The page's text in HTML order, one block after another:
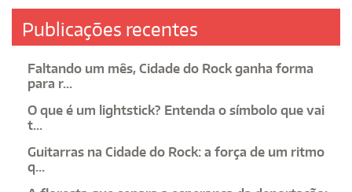
Publicações recentes
Faltando um mês, Cidade do Rock ganha forma
para r...
O que é um lightstick? Entenda o símbolo que vai
t...
Guitarras na Cidade do Rock: a força de um ritmo
q...